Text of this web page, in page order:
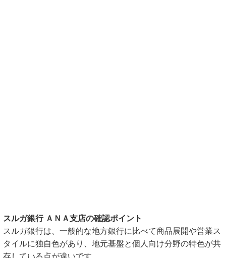
スルガ銀行 ＡＮＡ支店の確認ポイント
スルガ銀行は、一般的な地方銀行に比べて商品展開や営業ス
タイルに独自色があり、地元基盤と個人向け分野の特色が共
存している点が違いです。